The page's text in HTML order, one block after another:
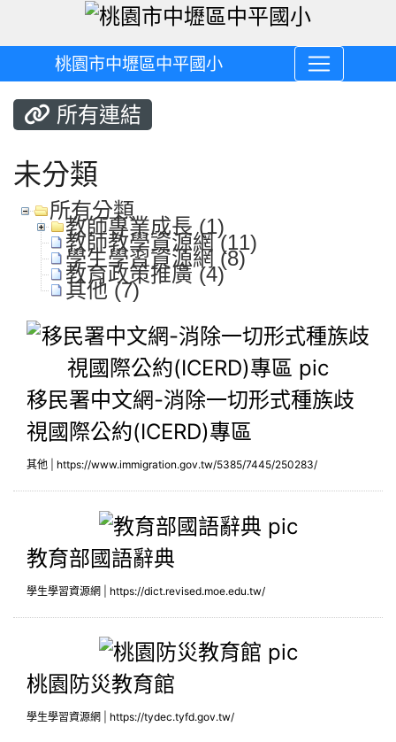
桃園市中壢區中平國小
所有連結
未分類
所有分類
教師專業成長 (1)
教師教學資源網 (11)
學生學習資源網 (8)
教育政策推廣 (4)
其他 (7)
移民署中文網-消除一切形式種族歧
視國際公約(ICERD)專區
其他 https://www.immigration.gov.tw/5385/7445/250283/
教育部國
教育部國語辭典
學生學習資源網 https://dict.revised.moe.edu.tw/
桃園防災
桃園防災教育館
學生學習資源網 https://tydec.tyfd.gov.tw/